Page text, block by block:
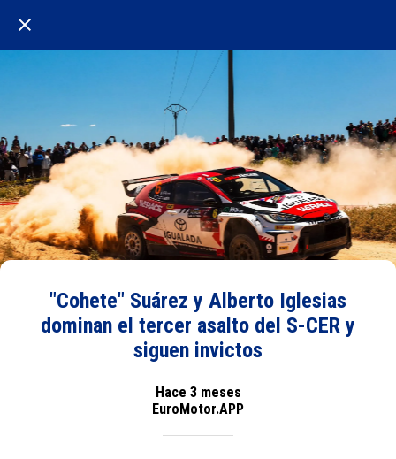
"Cohete" Suárez y Alberto Iglesias
dominan el tercer asalto del S-CER y
siguen invictos
Hace 3 meses
EuroMotor.APP